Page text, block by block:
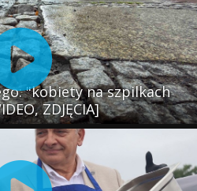
"kobiety na szpilkach
ZDJĘCIA]